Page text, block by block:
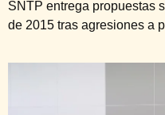
SNTP entrega propuestas
de 2015 tras agresiones a